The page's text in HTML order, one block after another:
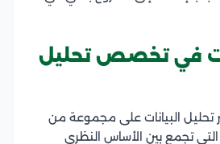
في تخصص تحليل
تحليل البيانات على مجموعة من
تجمع بين الأساس النظري